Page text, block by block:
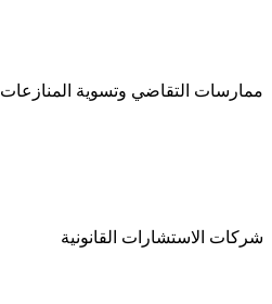
ممارسات التقاضي وتسوية المنازعات
شركات الاستشارات القانونية